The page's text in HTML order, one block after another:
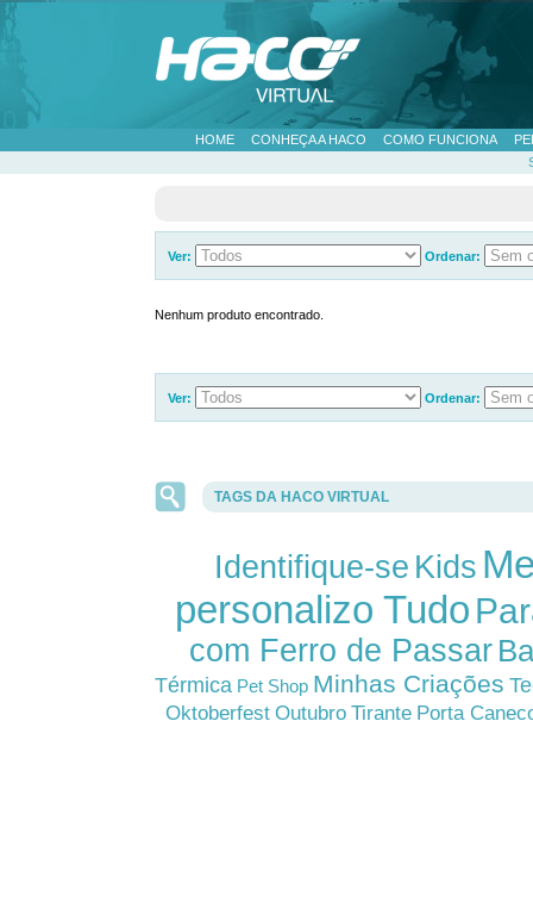
HOME CONHEÇA A HACO COMO FUNCIONA
Ver: Ordenar:
Nenhum produto encontrado.
Ver: Ordenar:
TAGS DA HACO VIRTUAL
Identifique-se Kids
personalizo Tudo
com Ferro de Passar
Térmica Pet Shop Minhas Criações
Oktoberfest Outubro Tirante Porta